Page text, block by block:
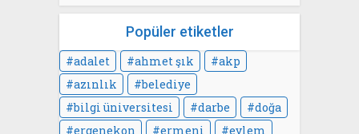
Popüler etiketler
adalet ahmet şık
akp
azınlık
belediye
bilgi üniversitesi
darbe
doğa
ergenekon
ermeni
eylem